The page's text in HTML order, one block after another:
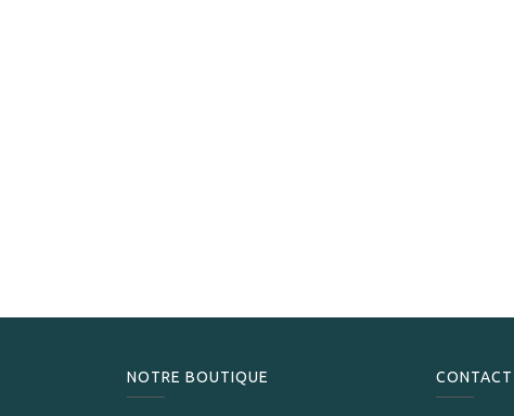
NOTRE BOUTIQUE CONTACT